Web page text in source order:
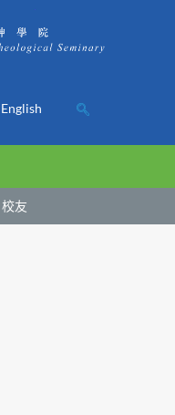
English
校友